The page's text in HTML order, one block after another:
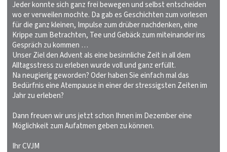
Jeder konnte sich ganz frei bewegen und selbst entscheiden
wo er verweilen mochte. Da gab es Geschichten zum vorlesen
für die ganz kleinen, Impulse zum drüber nachdenken, eine
Krippe zum Betrachten, Tee und Gebäck zum miteinander ins
Gespräch zu kommen …
Unser Ziel den Advent als eine besinnliche Zeit in all dem
Alltagsstress zu erleben wurde voll und ganz erfüllt.
Na neugierig geworden? Oder haben Sie einfach mal das
Bedürfnis eine Atempause in einer der stressigsten Zeiten im
Jahr zu erleben?
Dann freuen wir uns jetzt schon Ihnen im Dezember eine
Möglichkeit zum Aufatmen geben zu können.
Ihr CVJM